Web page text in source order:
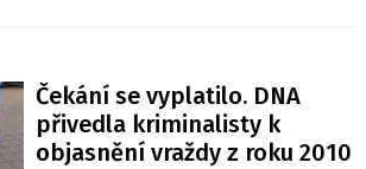
Čekání se vyplatilo. DNA
přivedla kriminalisty k
objasnění vraždy z roku 2010